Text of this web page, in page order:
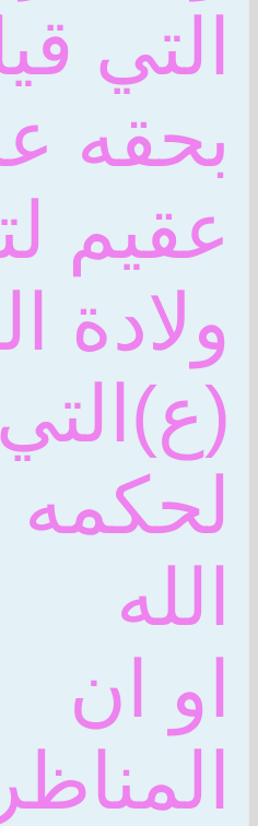
التي
بحقه
عقيم
ولادة
لحكمه
الله
او ان